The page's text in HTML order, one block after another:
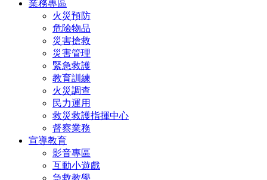
業務專區
火災預防
危險物品
災害搶救
災害管理
緊急救護
教育訓練
火災調查
民力運用
救災救護指揮中心
督察業務
宣導教育
影音專區
互動小遊戲
急救教學